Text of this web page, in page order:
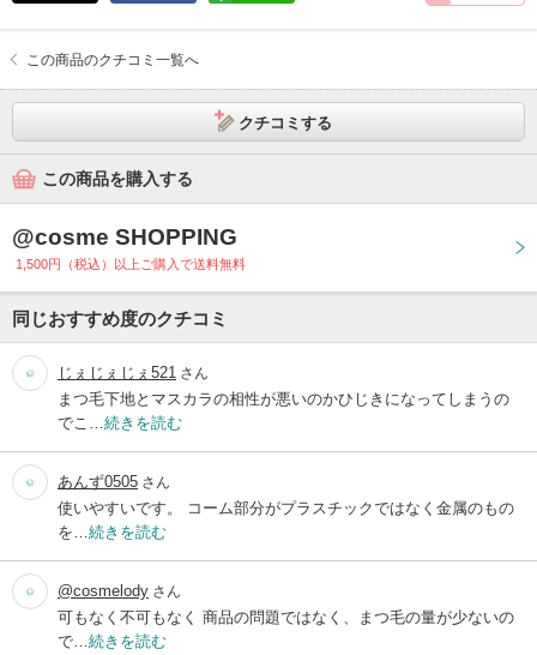
この商品のクチコミ一覧へ
クチコミする
この商品を購入する
@cosme SHOPPING
1,500円（税込）以上ご購入で送料無料
同じおすすめ度のクチコミ
じぇじぇじぇ521 さん
まつ毛下地とマスカラの相性が悪いのかひじきになってしまうの
でこ… 続きを読む
あんず0505 さん
使いやすいです。 コーム部分がプラスチックではなく金属のもの
を… 続きを読む
@cosmelody さん
可もなく不可もなく 商品の問題ではなく、まつ毛の量が少ないの
で… 続きを読む